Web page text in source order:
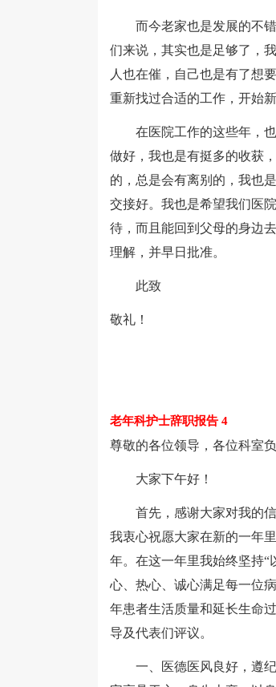
而今老家也是发展的不错
们来说，其实也是足够了，
人也在催，自己也是有了想
重新找过合适的工作，开始
在医院工作的这些年，也
做好，我也是有挺多的收获
的，总是会有离别的，我也
交接好。我也是希望我们医
待，而且能回到父母的身边
理解，并早日批准。
此致
敬礼！
老年科护士辞职报告 4
尊敬的各位领导，各位科室
大家下午好！
首先，感谢大家对我的信
我衷心祝愿大家在新的一年
年。在这一年里我始终坚持“
心、热心、诚心满足每一位
年患者生活质量和延长生命
导及代表们评议。
一、医德医风良好，遵纪